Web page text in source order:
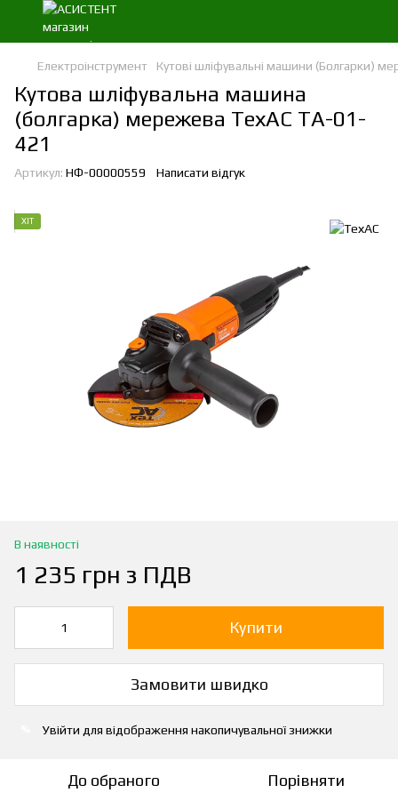
Електроінструмент Кутові шліфувальні машини (Болгарки)
Кутова шліфувальна машина
(болгарка) мережева ТехАС ТА-01-
421
Артикул: НФ-00000559 Написати відгук
ХІТ
В наявності
1 235 грн з ПДВ
Купити
Замовити швидко
Увійти для відображення накопичувальної знижки
До обраного Порівняти